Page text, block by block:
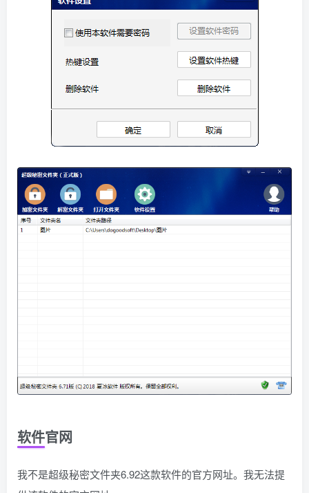
软件官网
我不是超级秘密文件夹6.92这款软件的官方网址。我无法提